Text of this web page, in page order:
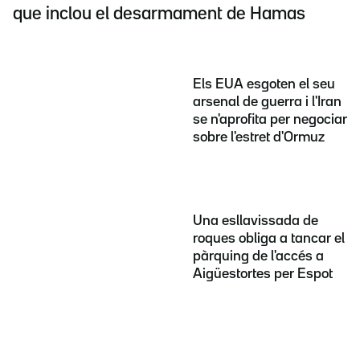
que inclou el desarmament de Hamas
Els EUA esgoten el seu
arsenal de guerra i l'Iran
se n'aprofita per negociar
sobre l'estret d'Ormuz
Una esllavissada de
roques obliga a tancar el
pàrquing de l'accés a
Aigüestortes per Espot